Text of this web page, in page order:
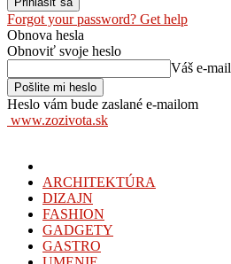
Forgot your password? Get help
Obnova hesla
Obnoviť svoje heslo
Váš e-mail
Heslo vám bude zaslané e-mailom
www.zozivota.sk
ARCHITEKTÚRA
DIZAJN
FASHION
GADGETY
GASTRO